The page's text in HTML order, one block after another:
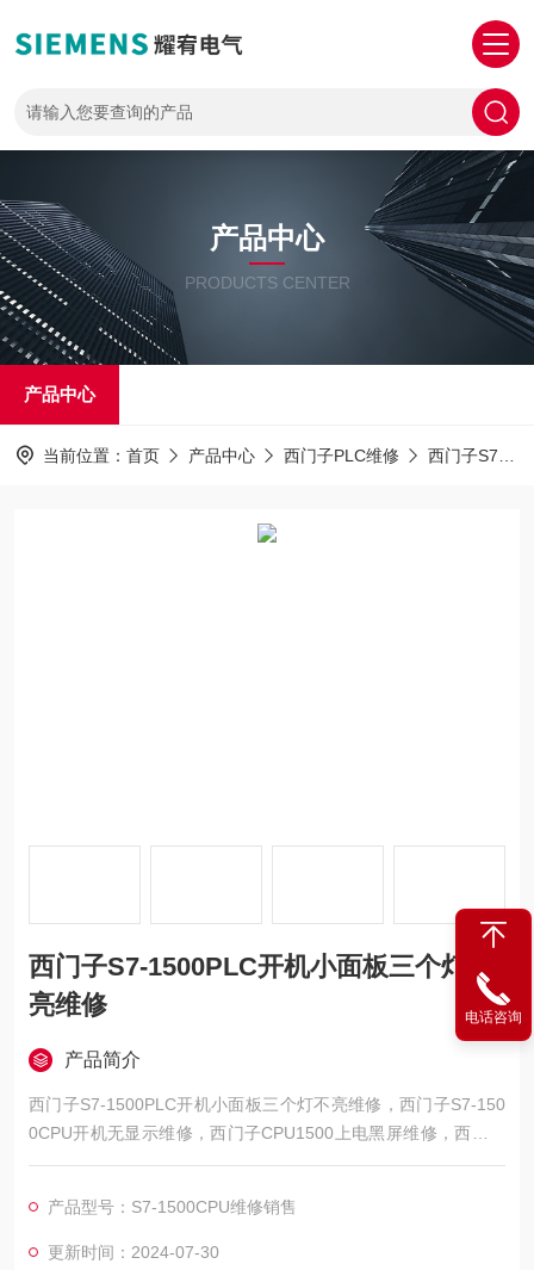
产品中心
PRODUCTS CENTER
产品中心
当前位置： 首页 产品中心 西门子PLC维修 西门子S7-1500主机维修
西门子S7-1500PLC开机小面板三个灯不
亮维修
产品简介
西门子S7-1500PLC开机小面板三个灯不亮维修，西门子S7-150
0CPU开机无显示维修，西门子CPU1500上电黑屏维修，西门子
CPU1500启动面板不亮维修，西门子CPU1500上电无显示维
无反应维修，西门子CPU1500上电不启动维修，西门子CPU150
0接错电烧坏维修，西门子CPU1500启动亮红灯维修，西门子PL
产品型号：S7-1500CPU维修销售
更新时间：2024-07-30
电话咨询